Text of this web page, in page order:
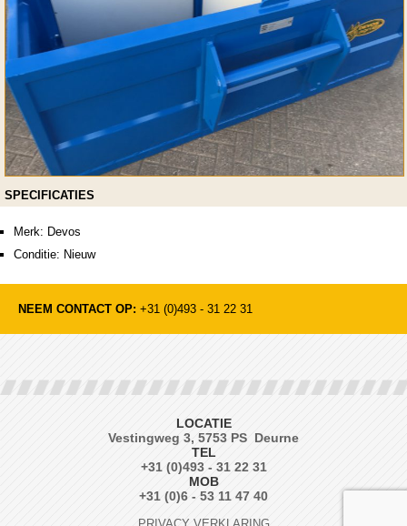
SPECIFICATIES
Merk: Devos
Conditie: Nieuw
NEEM CONTACT OP: +31 (0)493 - 31 22 31
LOCATIE
Vestingweg 3, 5753 PS Deurne
TEL
+31 (0)493 - 31 22 31
MOB
+31 (0)6 - 53 11 47 40